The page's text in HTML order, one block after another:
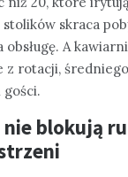
skraca
A
z rotacji,
blokują